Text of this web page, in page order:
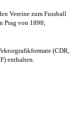
Vereine zum Fussball
Prag von 1898;
(CDR,
enthalten.